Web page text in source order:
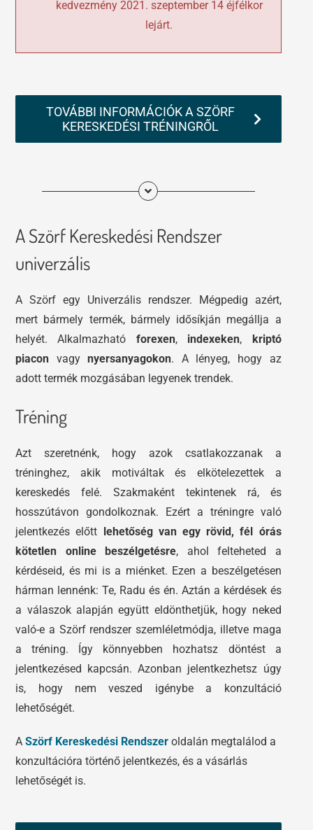
kedvezmény 2021. szeptember 14 éjfélkor
lejárt.
TOVÁBBI INFORMÁCIÓK A SZÖRF
KERESKEDÉSI TRÉNINGRŐL
A Szörf Kereskedési Rendszer
univerzális
A Szörf egy Univerzális rendszer. Mégpedig azért,
mert bármely termék, bármely idősíkján megállja a
helyét. Alkalmazható forexen, indexeken, kriptó
piacon vagynyersanyagokon. A lényeg, hogy az
adott termék mozgásában legyenek trendek.
Tréning
Azt szeretnénk, hogy azok csatlakozzanak a
tréninghez, akik motiváltak és elkötelezettek a
kereskedés felé. Szakmaként tekintenek rá, és
hosszútávon gondolkoznak. Ezért a tréningre való
jelentkezés előtt lehetőség van egy rövid, fél órás
kötetlen online beszélgetésre, ahol felteheted a
kérdéseid, és mi is a miénket. Ezen a beszélgetésen
hárman lennénk: Te, Radu és én. Aztán a kérdések és
a válaszok alapján együtt eldönthetjük, hogy neked
való-e a Szörf rendszer szemléletmódja, illetve maga
a tréning. Így könnyebben hozhatsz döntést a
jelentkezésed kapcsán. Azonban jelentkezhetsz úgy
is, hogy nem veszed igénybe a konzultáció
lehetőségét.
ASzörf Kereskedési Rendszer oldalán megtalálod a
konzultációra történő jelentkezés, és a vásárlás
lehetőségét is.